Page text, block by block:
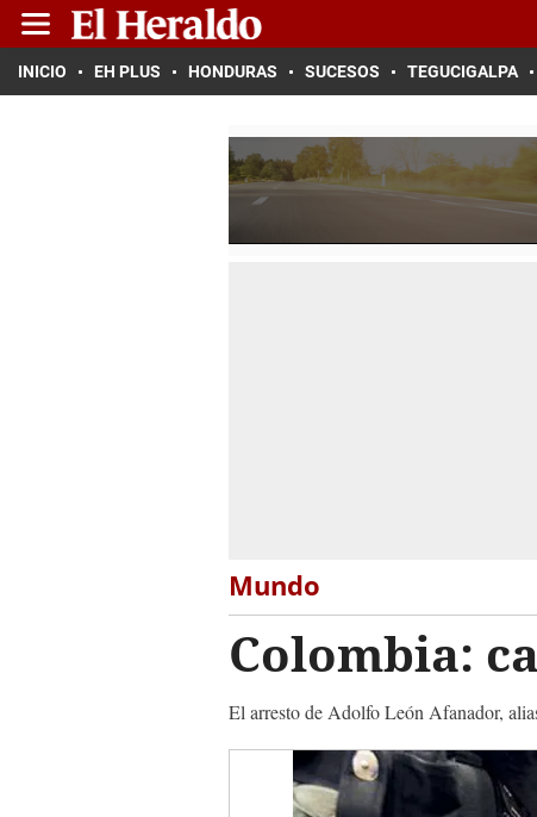
INICIO EH PLUS HONDURAS SUCESOS TEGUCIGALPA
Mundo
Colombia:
El arresto de Adolfo León Afanador,